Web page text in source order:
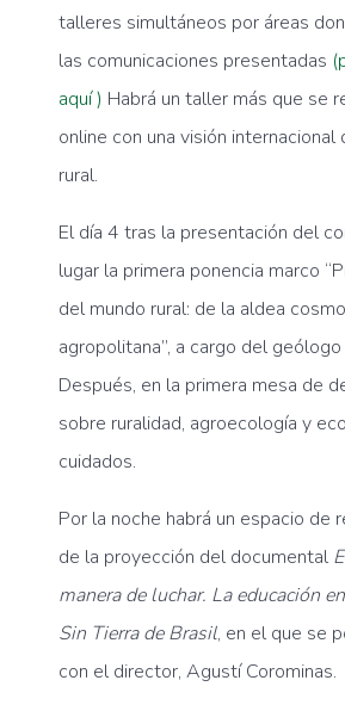
talleres simultáneos por áreas
las comunicaciones presentadas
aquí ) Habrá un taller más que se
online con una visión internacional
rural.
El día 4 tras la presentación del
lugar la primera ponencia marco
del mundo rural: de la aldea
agropolitana”, a cargo del geólogo
Después, en la primera mesa de
sobre ruralidad, agroecología y
cuidados.
Por la noche habrá un espacio de
de la proyección del documental
manera de luchar. La educación
Sin Tierra de Brasil, en el que se
con el director, Agustí Corominas.